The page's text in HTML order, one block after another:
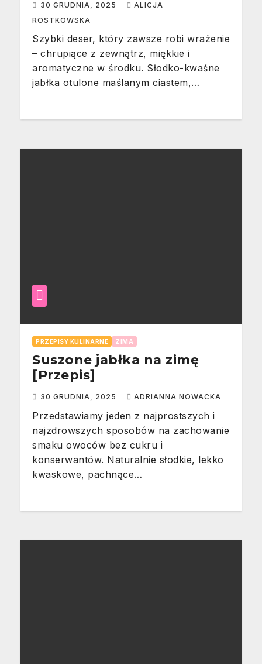
30 GRUDNIA, 2025
ALICJA
ROSTKOWSKA
Szybki deser, który zawsze robi wrażenie
– chrupiące z zewnątrz, miękkie i
aromatyczne w środku. Słodko-kwaśne
jabłka otulone maślanym ciastem,…
PRZEPISY KULINARNE ZIMA
Suszone jabłka na zimę
[Przepis]
30 GRUDNIA, 2025 ADRIANNA NOWACKA
Przedstawiamy jeden z najprostszych i
najzdrowszych sposobów na zachowanie
smaku owoców bez cukru i
konserwantów. Naturalnie słodkie, lekko
kwaskowe, pachnące…